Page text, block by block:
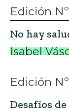
Edición Nº
No hay
Isabel
Edición Nº
Desafíos